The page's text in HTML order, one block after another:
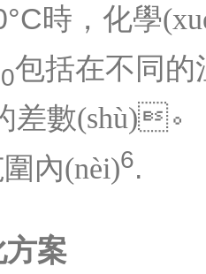
時，化學
包括在不同的
差數(shù)。
內(nèi)6.
方案